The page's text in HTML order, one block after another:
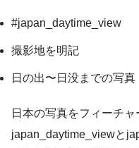
#japan_daytime_view
撮影地を明記
日の出〜日没までの写真
日本の写真をフィーチャ
japan_daytime_viewと